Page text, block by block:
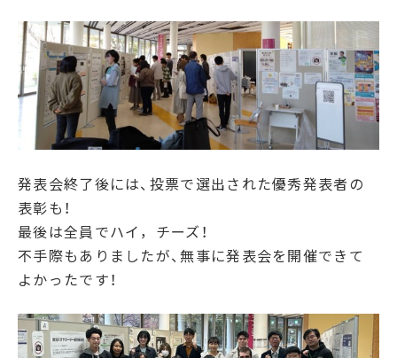
発表会終了後には、投票で選出された優秀発表者の
表彰も！
最後は全員でハイ，チーズ！
不手際もありましたが、無事に発表会を開催できて
よかったです！